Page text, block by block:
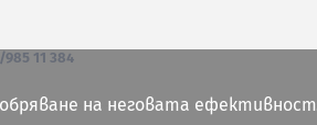
985 11 384
на неговата